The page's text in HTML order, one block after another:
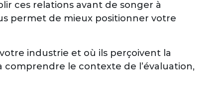
ces relations avant de songer à
permet de mieux positionner votre
industrie et où ils perçoivent la
comprendre le contexte de l’évaluation,